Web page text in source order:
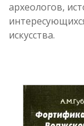
археологов,
искусства.